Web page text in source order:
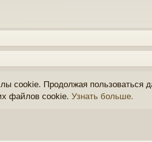
cookie. Продолжая пользоваться
файлов cookie. Узнать больше.